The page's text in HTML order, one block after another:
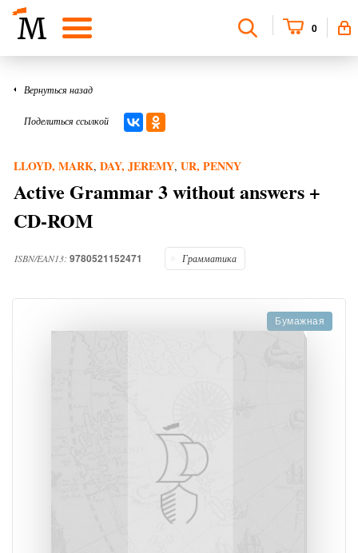
0
Вернуться назад
Поделиться ссылкой
LLOYD, MARK, DAY, JEREMY, UR, PENNY
Active Grammar 3 without answers +
CD-ROM
ISBN/EAN13: 9780521152471 Грамматика
Бумажная